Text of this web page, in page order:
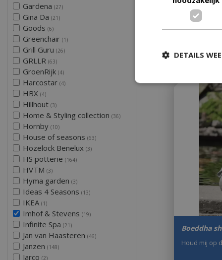
€133
Boeddha
Houd mij op
Gardena (27)
Gina Da (21)
Goods (6)
Greenchair (1)
Grill Guru (26)
GRLLR (63)
GroenRijk (4)
Harcostar (4)
HBX (4)
Hillhout (3)
Home & Styling collection (36)
Hornby (10)
House of seasons (63)
Hozelock Benelux (3)
HS potterie (164)
HVTM (3)
Hyma garden (3)
Ideas 4 Seasons (13)
IKEA (1)
Imhof & Stevens (19)
Infinite Spa (21)
Jan van Haasteren (46)
Janzen (148)
Jarco (2)
DETAILS